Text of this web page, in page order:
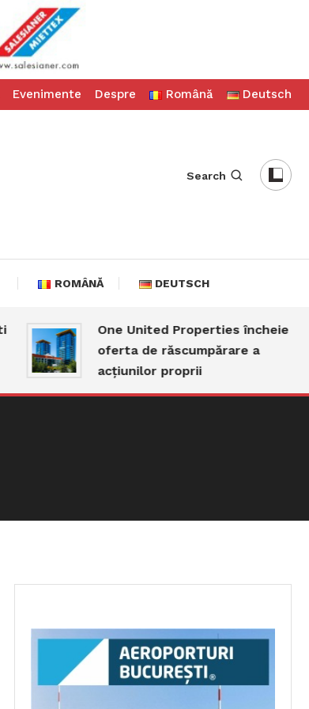
Evenimente Despre Română Deutsch
Search
ROMÂNĂ DEUTSCH
One United Properties încheie
oferta de răscumpărare a
acțiunilor proprii